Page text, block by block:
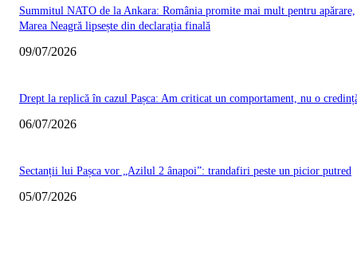
Summitul NATO de la Ankara: România promite mai mult pentru apărare,
Marea Neagră lipsește din declarația finală
09/07/2026
Drept la replică în cazul Pașca: Am criticat un comportament, nu o
06/07/2026
Sectanții lui Pașca vor „Azilul 2 ânapoi”: trandafiri peste un picior putred
05/07/2026